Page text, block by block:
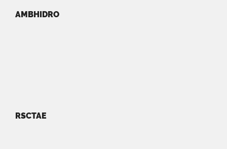
AMBHIDRO
RSCTAE